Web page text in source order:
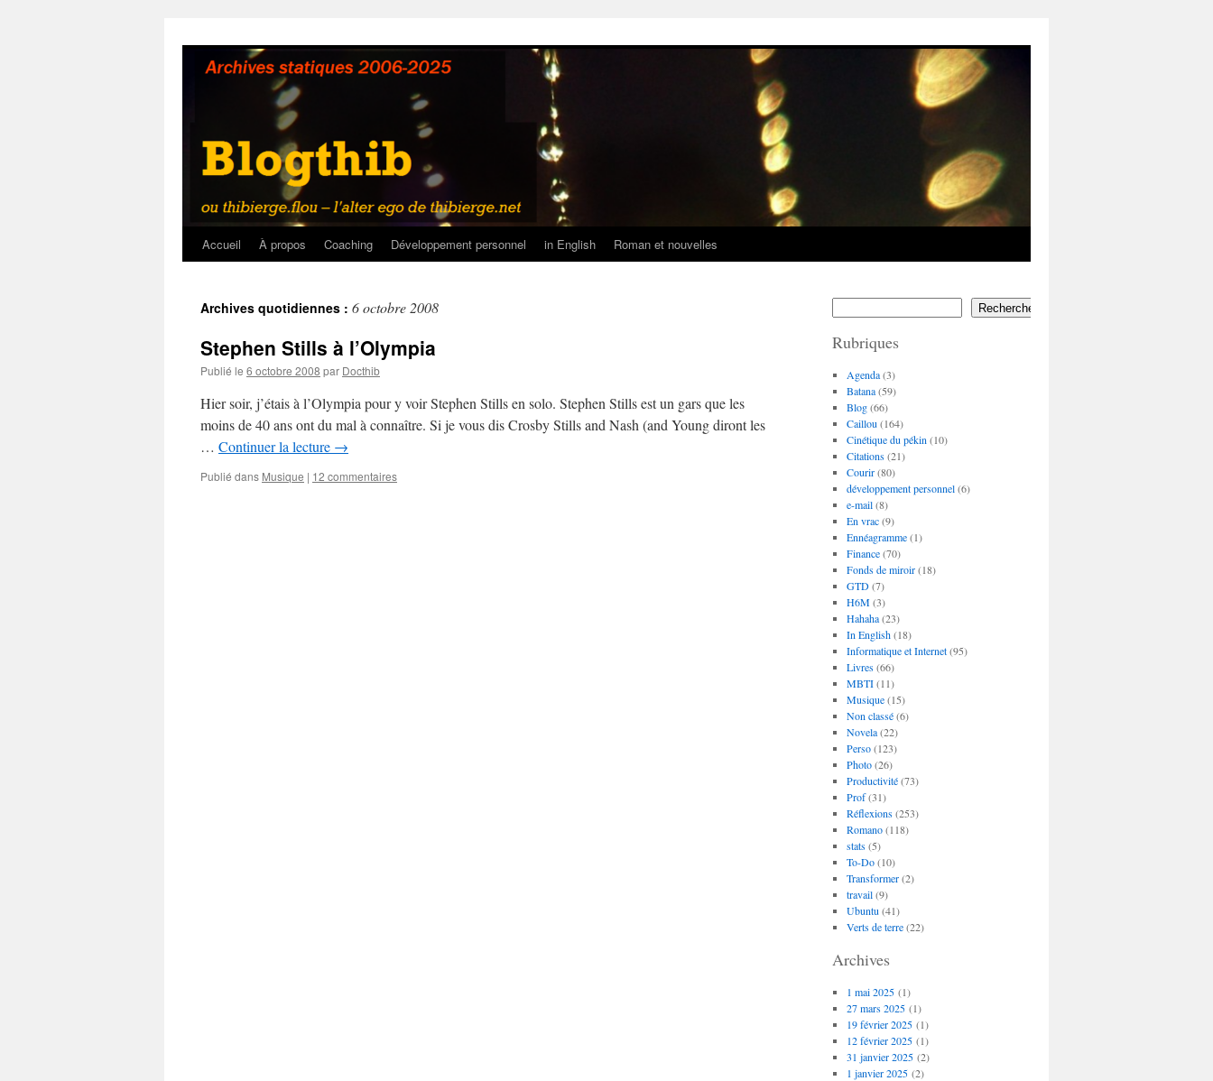
contenu
Accueil À propos Coaching Développement personnel in English Roman et nouvelles
Archives quotidiennes : 6 octobre 2008
Stephen Stills à l’Olympia
Publié le 6 octobre 2008 par Docthib
Hier soir, j’étais à l’Olympia pour y voir Stephen Stills en solo. Stephen Stills est un gars que les
moins de 40 ans ont du mal à connaître. Si je vous dis Crosby Stills and Nash (and Young diront les
… Continuer la lecture →
Publié dans Musique | 12 commentaires
Rechercher
Rubriques
Agenda(3)
Batana(59)
Blog(66)
Caillou (164)
Cinétique du pékin (10)
Citations(21)
Courir(80)
développement personnel(6)
e-mail(8)
En vrac(9)
Ennéagramme(1)
Finance(70)
Fonds de miroir(18)
GTD(7)
H6M(3)
Hahaha(23)
In English(18)
Informatique et Internet(95)
Livres(66)
MBTI(11)
Musique(15)
Non classé(6)
Novela(22)
Perso(123)
Photo(26)
Productivité(73)
Prof(31)
Réflexions(253)
Romano(118)
stats(5)
To-Do(10)
Transformer(2)
travail(9)
Ubuntu (41)
Verts de terre(22)
Archives
1 mai 2025(1)
27 mars 2025(1)
19 février 2025(1)
12 février 2025(1)
31 janvier 2025(2)
1 janvier 2025(2)